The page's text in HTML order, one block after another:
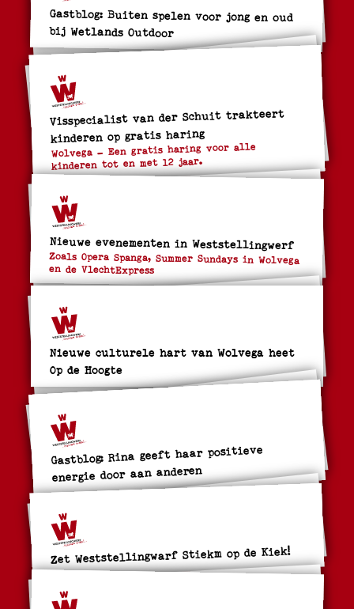
Gastblog: Buiten spelen voor jong en oud
bij Wetlands Outdoor
Visspecialist van der Schuit trakteert
kinderen op gratis haring
Wolvega – Een gratis haring voor alle
kinderen tot en met 12 jaar.
Nieuwe evenementen in Weststellingwerf
Zoals Opera Spanga, Summer Sundays in Wolvega
en de VlechtExpress
Nieuwe culturele hart van Wolvega heet
Op de Hoogte
Gastblog: Rina geeft haar positieve
energie door aan anderen
Zet Weststellingwarf Stiekm op de Kiek!